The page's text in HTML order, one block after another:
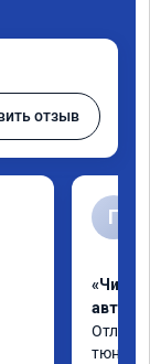
отзыв
Г
«Чип